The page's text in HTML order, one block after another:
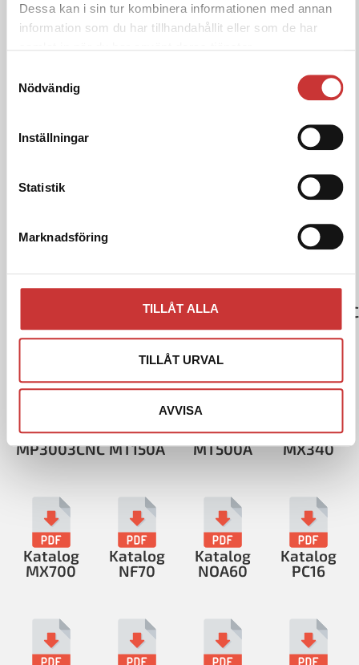
Dessa kan i sin tur kombinera informationen med annan
information som du har tillhandahållit eller som de har
Nödvändig
Inställningar
Statistik
Marknadsföring
TILLÅT ALLA
TILLÅT URVAL
AVVISA
Katalog
Katalog
Katalog
Katalog
MC200
MC200H
MC650
MP60
MP50
MP1500CNC
Katalog
MP3003CNC
Katalog
MT150A
Katalog
MT500A
Katalog
MX340
Katalog
MX700
Katalog
NF70
Katalog
NOA60
Katalog
PC16